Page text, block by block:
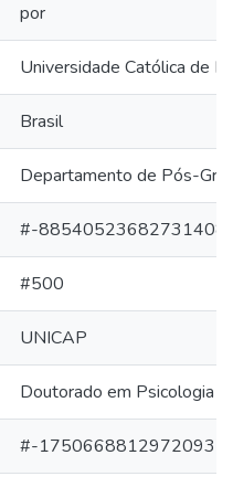
por
Universidade Católica de
Brasil
Departamento de Pós-
#-
#500
UNICAP
Doutorado em Psicologia
#-